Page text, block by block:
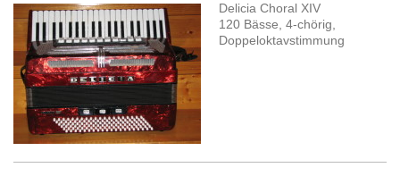
Delicia Choral XIV
120 Bässe, 4-chörig,
Doppeloktavstimmung